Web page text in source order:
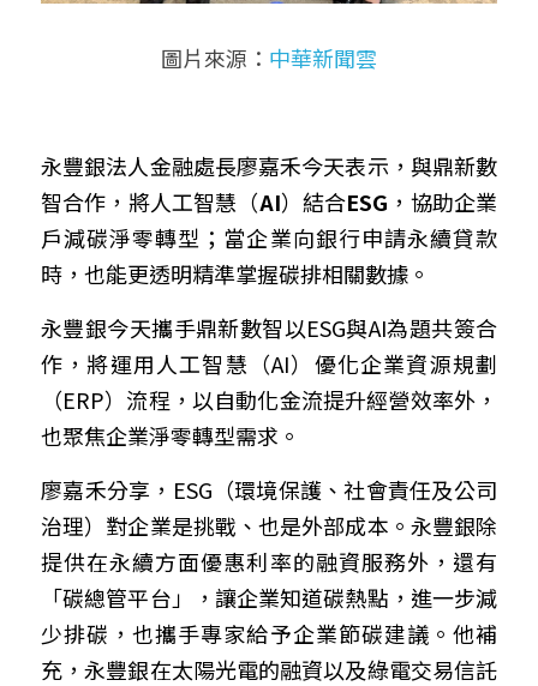
圖片來源： 中華新聞雲
永豐銀法人金融處長廖嘉禾今天表示，與鼎新數
智合作，將人工智慧（AI）結合ESG ，協助企業
戶減碳淨零轉型；當企業向銀行申請永續貸款
時，也能更透明精準掌握碳排相關數據。
永豐銀今天攜手鼎新數智以ESG與AI為題共簽合
作，將運用人工智慧（AI）優化企業資源規劃
（ERP）流程，以自動化金流提升經營效率外，
也聚焦企業淨零轉型需求。
廖嘉禾分享，ESG（環境保護、社會責任及公司
治理）對企業是挑戰、也是外部成本。永豐銀除
提供在永續方面優惠利率的融資服務外，還有
「碳總管平台」，讓企業知道碳熱點，進一步減
少排碳，也攜手專家給予企業節碳建議。他補
充，永豐銀在太陽光電的融資以及綠電交易信託